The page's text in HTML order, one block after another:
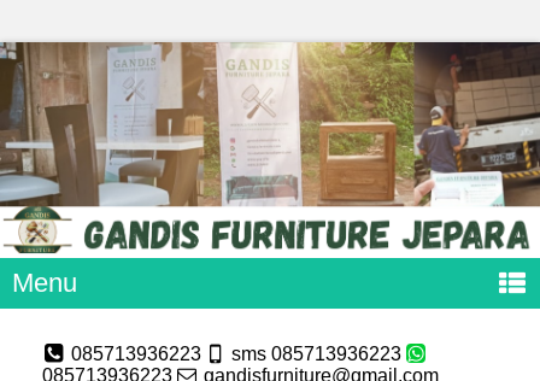
Menu
085713936223
sms 085713936223
085713936223
gandisfurniture@gmail.com